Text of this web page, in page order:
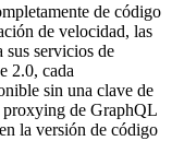
de código
de velocidad, las
sus servicios de
2.0, cada
sin una clave de
de GraphQL
la versión de código